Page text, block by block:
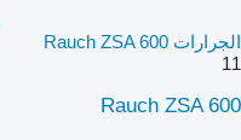
الجرارات Rauch ZSA 600
11
Rauch ZSA 600